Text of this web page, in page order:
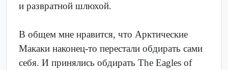
и развратной шлюхой.
В общем мне нравится, что Арктические
Макаки наконец-то перестали обдирать сами
себя. И принялись обдирать The Eagles of